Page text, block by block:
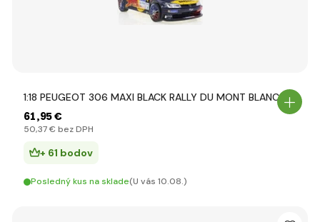
1:18 PEUGEOT 306 MAXI BLACK RALLY DU MONT BLANC 20
61,95 €
50,37 € bez DPH
+ 61 bodov
Posledný kus na sklade(U vás 10.08.)